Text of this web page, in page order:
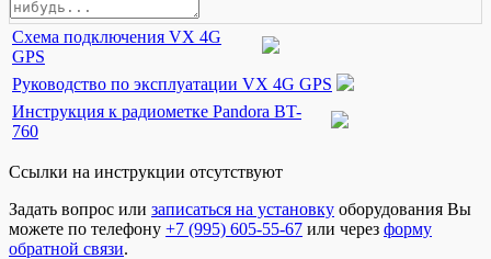
Схема подключения VX 4G
GPS
Руководство по эксплуатации VX 4G GPS
Инструкция к радиометке Pandora BT-
760
Ссылки на инструкции отсутствуют
Задать вопрос или записаться на установку оборудования Вы
можете по телефону +7 (995) 605-55-67 или через форму
обратной связи.